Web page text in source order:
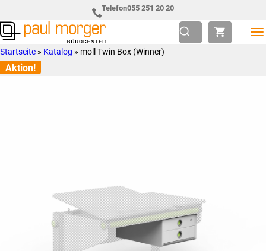
Hauptnavigation
springen
to
main
content
Telefon055 251 20 20
Paul
Morger
so
individuell
Startseite » Katalog » moll Twin Box (Winner)
Aktion!